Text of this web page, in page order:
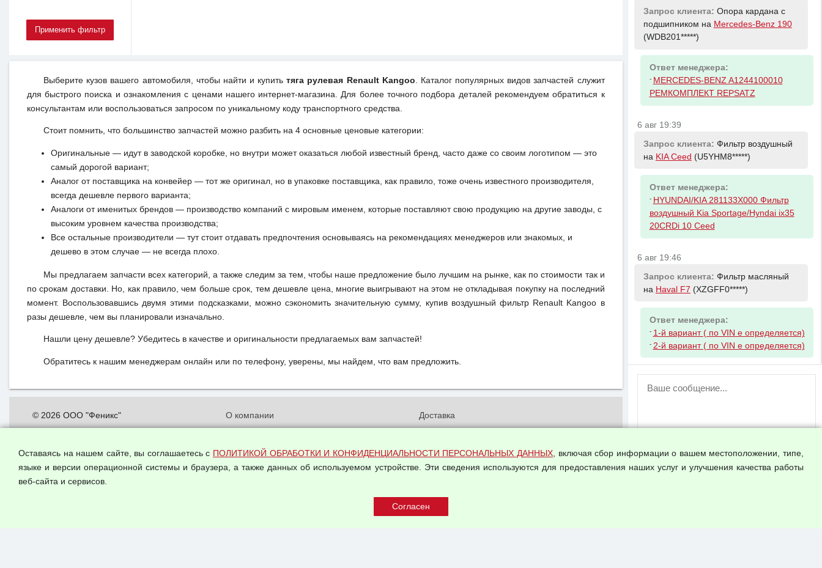
Выберите кузов вашего автомобиля, чтобы найти и купитьтяга рулевая Renault Kangoo . Каталог популярных видов запчастей служит
для быстрого поиска и ознакомления с ценами нашего интернет-магазина. Для более точного подбора деталей рекомендуем обратиться к
консультантам или воспользоваться запросом по уникальному коду транспортного средства.
Стоит помнить, что большинство запчастей можно разбить на 4 основные ценовые категории:
Оригинальные — идут в заводской коробке, но внутри может оказаться любой известный бренд, часто даже со своим логотипом — это
самый дорогой вариант;
Аналог от поставщика на конвейер — тот же оригинал, но в упаковке поставщика, как правило, тоже очень известного производителя,
всегда дешевле первого варианта;
Аналоги от именитых брендов — производство компаний с мировым именем, которые поставляют свою продукцию на другие заводы, с
высоким уровнем качества производства;
Все остальные производители — тут стоит отдавать предпочтения основываясь на рекомендациях менеджеров или знакомых, и
дешево в этом случае — не всегда плохо.
Мы предлагаем запчасти всех категорий, а также следим за тем, чтобы наше предложение было лучшим на рынке, как по стоимости так и
по срокам доставки. Но, как правило, чем больше срок, тем дешевле цена, многие выигрывают на этом не откладывая покупку на последний
момент. Воспользовавшись двумя этими подсказками, можно сэкономить значительную сумму, купив воздушный фильтр Renault Kangoo в
разы дешевле, чем вы планировали изначально.
Нашли цену дешевле? Убедитесь в качестве и оригинальности предлагаемых вам запчастей!
Обратитесь к нашим менеджерам онлайн или по телефону, уверены, мы найдем, что вам предложить.
© 2026 ООО "Феникс"
О компании
данных
Доставка
Оплата и возвраты
Арендодателям
Оставаясь на нашем сайте, вы соглашаетесь с ПОЛИТИКОЙ ОБРАБОТКИ И КОНФИДЕНЦИАЛЬНОСТИ ПЕРСОНАЛЬНЫХ ДАННЫХ, включая сбор информации о вашем местоположении, типе,
языке и версии операционной системы и браузера, а также данных об используемом устройстве. Эти сведения используются для предоставления наших услуг и улучшения качества работы
веб-сайта и сервисов.
Запрос клиента: Опора кардана с
подшипником на Mercedes-Benz 190
(WDB201*****)
Ответ менеджера:
- MERCEDES-BENZ A1244100010
РЕМКОМПЛЕКТ REPSATZ
6 авг 19:39
Запрос клиента: Фильтр воздушный
на KIA Ceed (U5YHM8*****)
Ответ менеджера:
- HYUNDAI/KIA 281133X000 Фильтр
воздушный Kia Sportage/Hyndai ix35
20CRDi 10 Ceed
6 авг 19:46
Запрос клиента: Фильтр масляный
на Haval F7 (XZGFF0*****)
Ответ менеджера:
- 1-й вариант ( по VIN е определяется)
- 2-й вариант ( по VIN е определяется)
ВНИМАНИЕ!
пользователей временно отключена!
аккаунт.